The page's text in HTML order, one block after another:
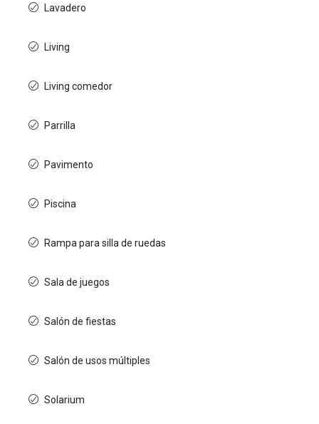
Lavadero
Living
Living comedor
Parrilla
Pavimento
Piscina
Rampa para silla de ruedas
Sala de juegos
Salón de fiestas
Salón de usos múltiples
Solarium